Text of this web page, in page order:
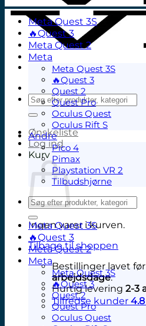
Søg
efter:
Ønskeliste
Log ind
Kurv
Ingen varer i kurven.
Tilbage til shoppen
Bestillinger lavet før
arbejdsdage.
Hurtig levering 2-3
Tilfredse kunder
Meta Quest 3S
🔥Quest 3
Meta Quest 2
Meta
Meta Quest 3S
🔥Quest 3
Quest 2
Quest Pro
Oculus Quest
Oculus Rift S
Andre
Pico 4
Pimax
Playstation VR 2
Tilbudshjørne
Søg
efter:
Meta Quest 3S
🔥Quest 3
Meta Quest 2
Meta
Meta Quest 3S
🔥Quest 3
Quest 2
Quest Pro
Oculus Quest